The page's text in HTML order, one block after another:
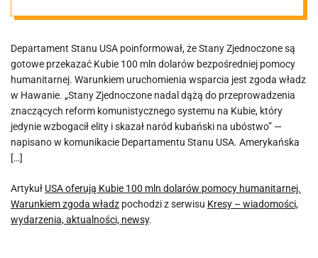
humanitarnej.
Warunkiem
zgoda władz
Departament Stanu USA poinformował, że Stany Zjednoczone są
gotowe przekazać Kubie 100 mln dolarów bezpośredniej pomocy
humanitarnej. Warunkiem uruchomienia wsparcia jest zgoda władz
w Hawanie. „Stany Zjednoczone nadal dążą do przeprowadzenia
znaczących reform komunistycznego systemu na Kubie, który
jedynie wzbogacił elity i skazał naród kubański na ubóstwo” —
napisano w komunikacie Departamentu Stanu USA. Amerykańska
[…]
Artykuł USA oferują Kubie 100 mln dolarów pomocy humanitarnej.
Warunkiem zgoda władz pochodzi z serwisu Kresy – wiadomości,
wydarzenia, aktualności, newsy.